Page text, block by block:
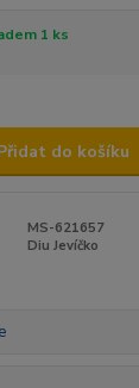
1 ks
do košíku
MS-621657
Diu Jevíčko